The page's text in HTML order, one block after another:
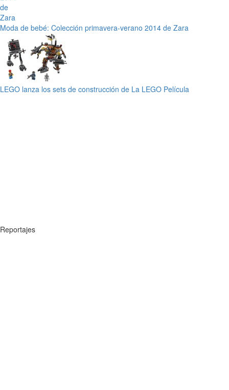
Moda de bebé: Colección primavera-verano 2014 de Zara
LEGO lanza los sets de construcción de La LEGO Película
Reportajes